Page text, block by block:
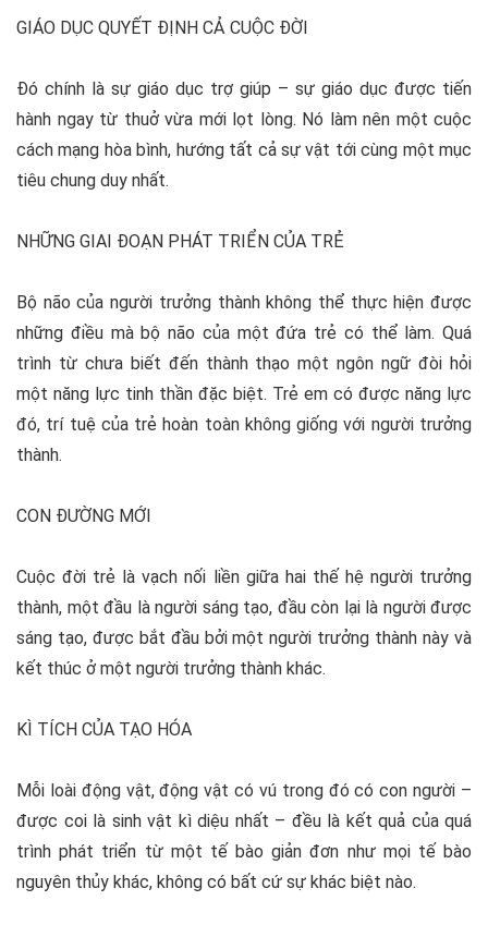
GIÁO DỤC QUYẾT ĐỊNH CẢ CUỘC ĐỜI
Đó chính là sự giáo dục trợ giúp – sự giáo dục được tiến
hành ngay từ thuở vừa mới lọt lòng. Nó làm nên một cuộc
cách mạng hòa bình, hướng tất cả sự vật tới cùng một mục
tiêu chung duy nhất.
NHỮNG GIAI ĐOẠN PHÁT TRIỂN CỦA TRẺ
Bộ não của người trưởng thành không thể thực hiện được
những điều mà bộ não của một đứa trẻ có thể làm. Quá
trình từ chưa biết đến thành thạo một ngôn ngữ đòi hỏi
một năng lực tinh thần đặc biệt. Trẻ em có được năng lực
đó, trí tuệ của trẻ hoàn toàn không giống với người trưởng
thành.
CON ĐƯỜNG MỚI
Cuộc đời trẻ là vạch nối liền giữa hai thế hệ người trưởng
thành, một đầu là người sáng tạo, đầu còn lại là người được
sáng tạo, được bắt đầu bởi một người trưởng thành này và
kết thúc ở một người trưởng thành khác.
KÌ TÍCH CỦA TẠO HÓA
Mỗi loài động vật, động vật có vú trong đó có con người –
được coi là sinh vật kì diệu nhất – đều là kết quả của quá
trình phát triển từ một tế bào giản đơn như mọi tế bào
nguyên thủy khác, không có bất cứ sự khác biệt nào.